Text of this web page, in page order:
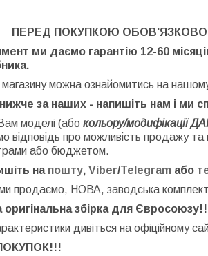
ПЕРЕД ПОКУПКОЮ
ми даємо гарантію 12-60
можна ознайомитись на
за наших - напишіть нам і ми
моделі (або кольору/модифікації
відповідь про можливість продажу
або бюджетом.
на пошту, Viber/Telegram або
ми продаємо, НОВА, заводська
збірка для
дивіться на офіційному